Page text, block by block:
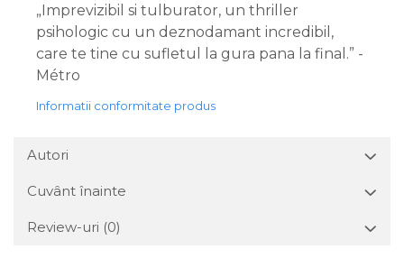
„Imprevizibil si tulburator, un thriller
psihologic cu un deznodamant incredibil,
care te tine cu sufletul la gura pana la final.” -
Métro
Informatii conformitate produs
Autori
Cuvânt înainte
Review-uri (0)